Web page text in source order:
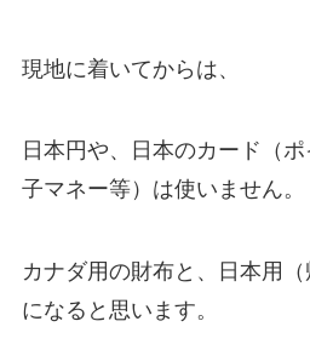
現地に着いてからは、
日本円や、日本のカード（
子マネー等）は使いません。
カナダ用の財布と、日本用
になると思います。